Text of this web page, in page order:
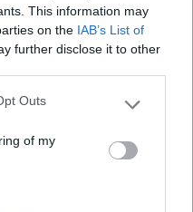
This information may
on the IAB’s List of
further disclose it to other
uses one or more Google
You may click to
its third-party tags to
purposes in below Google
Outs
of my